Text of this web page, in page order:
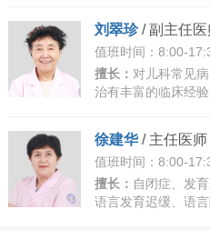
难以维持互动的持续性，导致
互动中的困难
规则理解障碍：难以理解
人空间)，可能因违反规则被同
情绪调节困难：易因小事
氛围。
语言与非语言沟通障碍：
语言或表情，导致误解。
刘翠珍/副主任医
值班时间：8:00-
擅长： 对儿科常见
治有丰富的临床经验
徐建华/ 主任医师
值班时间：8:00-
擅长： 自闭症、发
语言发育迟缓、语言